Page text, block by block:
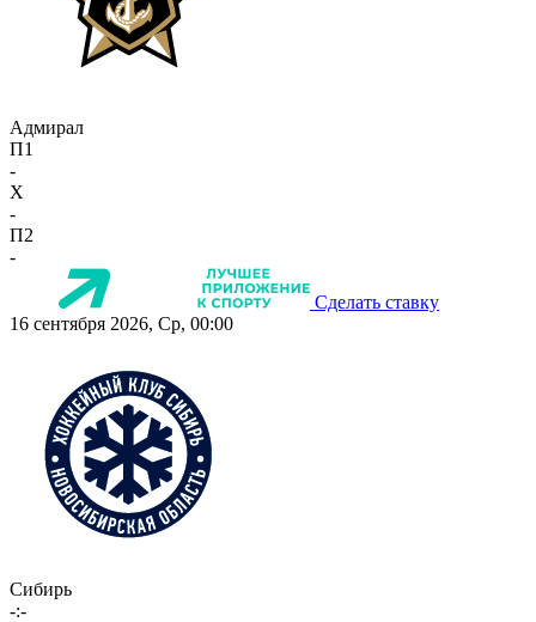
Адмирал
П1
-
X
-
П2
-
Сделать ставку
16 сентября 2026, Ср, 00:00
Сибирь
-:-